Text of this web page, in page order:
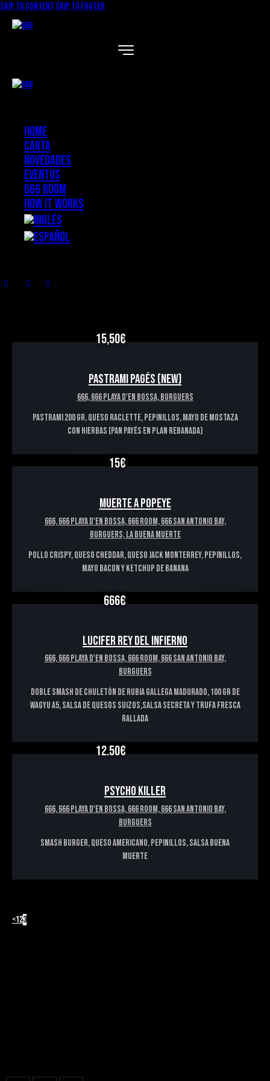
Skip to content Skip to footer
Home
Carta
Novedades
Eventos
666 ROOM
How it works
15,50€
PASTRAMI PAGÉS (NEW)
666,666 PLAYA D'EN BOSSA,BURGUERS
Pastrami 200 gr, queso raclette, pepinillos, mayo de mostaza
con hierbas (pan payés en plan rebanada)
15€
MUERTE A POPEYE
666,666 PLAYA D'EN BOSSA,666 ROOM,666 SAN ANTONIO BAY,
BURGUERS,LA BUENA MUERTE
Pollo crispy, queso cheddar, queso jack monterrey, pepinillos,
mayo bacon y ketchup de banana
666€
LUCIFER REY DEL INFIERNO
666,666 PLAYA D'EN BOSSA,666 ROOM,666 SAN ANTONIO BAY,
BURGUERS
DOBLE SMASH DE CHULETÓN DE RUBIA GALLEGA MADURADO, 100 GR DE
WAGYU A5, SALSA DE QUESOS SUIZOS,SALSA SECRETA Y TRUFA FRESCA
RALLADA
12.50€
PSYCHO KILLER
666,666 PLAYA D'EN BOSSA,666 ROOM,666 SAN ANTONIO BAY,
BURGUERS
Smash Burger, queso americano, pepinillos, salsa Buena
Muerte
PAGINACIÓN
<Page
1Page
2Page
3